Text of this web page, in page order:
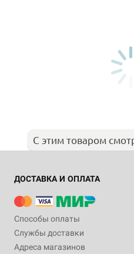
С этим товаром
ДОСТАВКА И ОПЛАТА
Способы оплаты
Службы доставки
Адреса магазинов